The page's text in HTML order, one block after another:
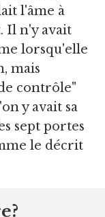
l'âme à
Il n'y avait
lorsqu'elle
mais
contrôle"
y avait sa
sept portes
le décrit